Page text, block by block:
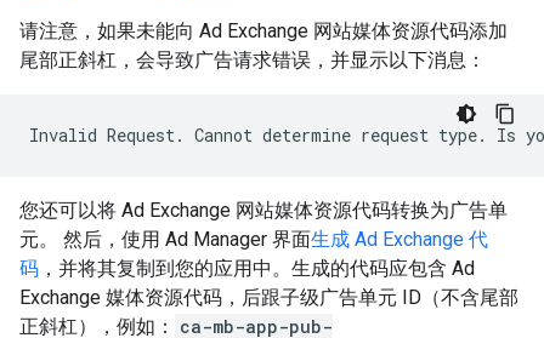
请注意，如果未能向 Ad Exchange 网站媒体资源代码添加
尾部正斜杠，会导致广告请求错误，并显示以下消息：
您还可以将 Ad Exchange 网站媒体资源代码转换为广告单
元。 然后，使用 Ad Manager 界面生成 Ad Exchange 代
码 ，并将其复制到您的应用中。生成的代码应包含 Ad
Exchange 媒体资源代码，后跟子级广告单元 ID（不含尾部
正斜杠），例如：
ca-mb-app-pub-